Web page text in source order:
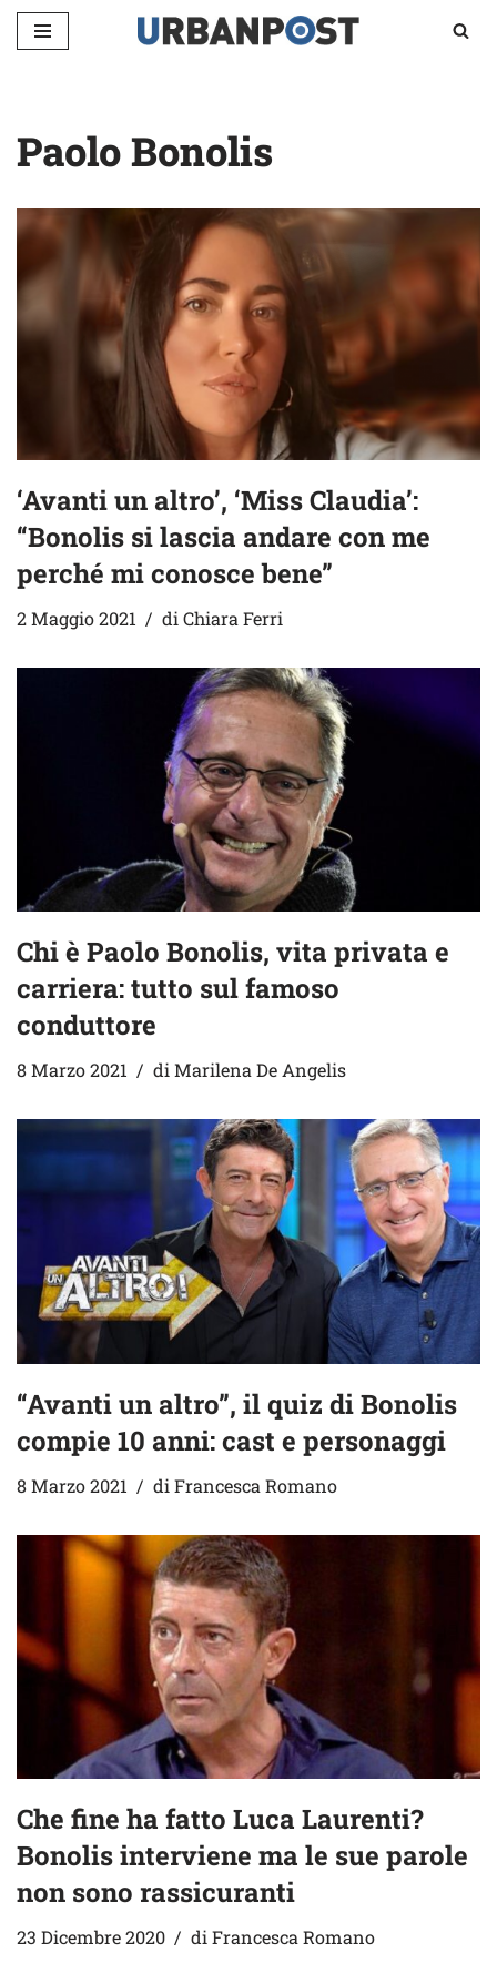
Paolo Bonolis
‘Avanti un altro’, ‘Miss Claudia’:
“Bonolis si lascia andare con me
perché mi conosce bene”
2 Maggio 2021 diChiara Ferri
Chi è Paolo Bonolis, vita privata e
carriera: tutto sul famoso
conduttore
8 Marzo 2021 di Marilena De Angelis
“Avanti un altro”, il quiz di Bonolis
compie 10 anni: cast e personaggi
8 Marzo 2021 di Francesca Romano
Che fine ha fatto Luca Laurenti?
Bonolis interviene ma le sue parole
non sono rassicuranti
23 Dicembre 2020 diFrancesca Romano